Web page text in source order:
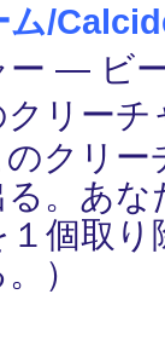
ム/
ー ― ビ
リー
クリ
。あ
１個取
）